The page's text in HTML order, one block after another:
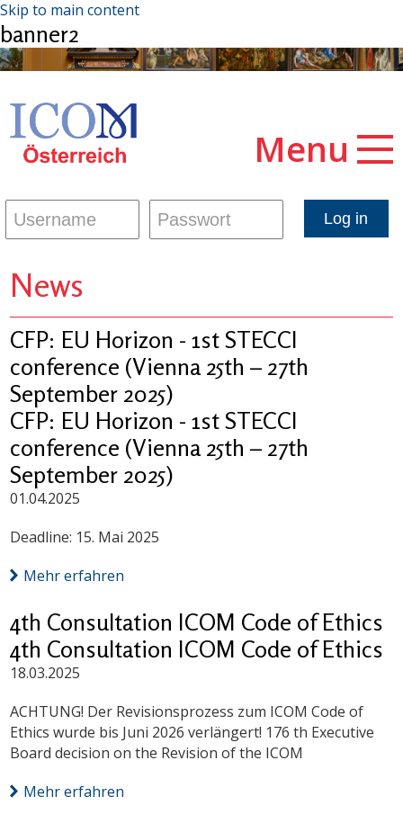
Skip to main content
banner2
Menu
News
CFP: EU Horizon - 1st STECCI
conference (Vienna 25th – 27th
September 2025)
CFP: EU Horizon - 1st STECCI
conference (Vienna 25th – 27th
September 2025)
01.04.2025
Deadline: 15. Mai 2025
Mehr erfahren
4th Consultation ICOM Code of Ethics
4th Consultation ICOM Code of Ethics
18.03.2025
ACHTUNG! Der Revisionsprozess zum ICOM Code of
Ethics wurde bis Juni 2026 verlängert! 176 th Executive
Board decision on the Revision of the ICOM
Mehr erfahren